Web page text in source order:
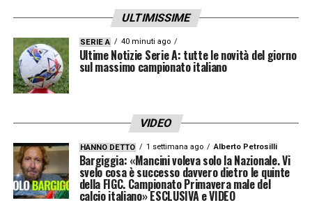
David Neres, operato al tendine
della caviglia, non si rivedrà prima di aprile,
mentre il rientro del fuoriclasse belga Kevin
De Bruyne, assente ormai da ottobre, è
sperato per la fine di febbraio.
Ultime Notizie Serie A: tutte le novità del
giorno sul massimo campionato italiano
LA PLAYLIST DELLE NOSTRE TOP NEWS
ULTIMISSIME
SERIE A 40 minuti ago
Ultime Notizie Serie A: tutte le novità del giorno
sul massimo campionato italiano
VIDEO
HANNO DETTO 1 settimana ago Alberto Petrosilli
Bargiggia: «Mancini voleva solo la Nazionale. Vi
svelo cosa è successo davvero dietro le quinte
della FIGC. Campionato Primavera male del
calcio italiano» ESCLUSIVA e VIDEO